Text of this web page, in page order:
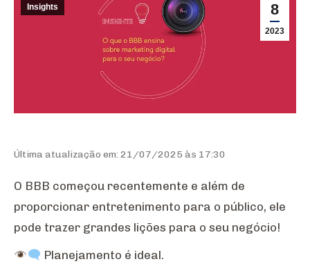
8
2023
Insights
Última atualização em: 21/07/2025 às 17:30
O BBB começou recentemente e além de
proporcionar entretenimento para o público, ele
pode trazer grandes lições para o seu negócio!
Planejamento é ideal.